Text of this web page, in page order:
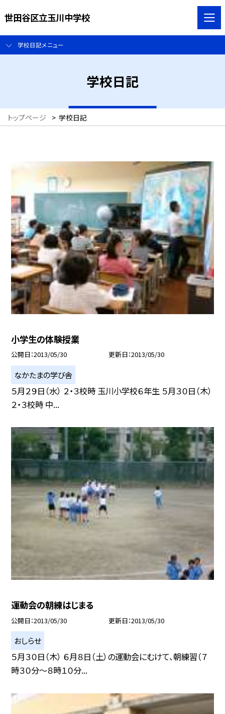
世田谷区立玉川中学校
学校日記メニュー
学校日記
トップページ > 学校日記
小学生の体験授業
公開日 2013/05/30 更新日 2013/05/30
なかたまの学び舎
５月２９日（水） ２・３校時 玉川小学校６年生 ５月３０日（木）
２・３校時 中...
運動会の朝練はじまる
公開日 2013/05/30 更新日 2013/05/30
おしらせ
５月３０日（木） ６月８日（土）の運動会にむけて、朝練習（７
時３０分〜８時１０分...